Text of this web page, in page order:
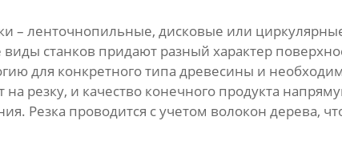
– ленточнопильные, дисковые или
станков придают разный характер
для конкретного типа древесины и
резку, и качество конечного продукта
Резка проводится с учетом волокон